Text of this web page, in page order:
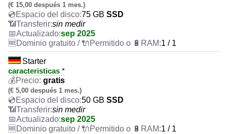
(€ 15,00 después 1 mes.)
75 GB SSD
sin medir
sep 2025
1 / 1
Starter
caracteristicas *
gratis
(€ 5,00 después 1 mes.)
50 GB SSD
sin medir
sep 2025
1 / 1